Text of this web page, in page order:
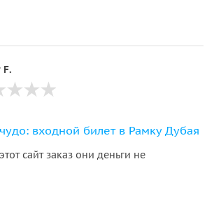
F.
входной билет в Рамку Дубая
сайт заказ они деньги не